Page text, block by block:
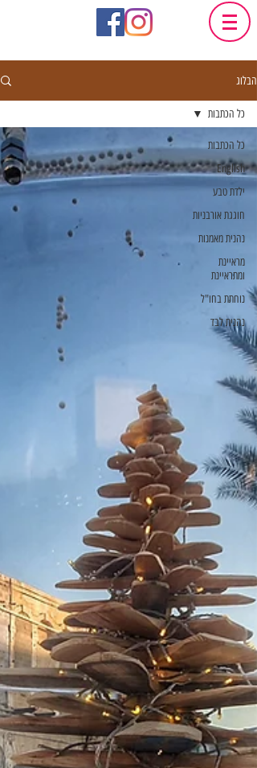
הבלוג
כל הכתבות
English
ילדת טבע
חוגגת אורבניות
נהנית מאמנות
מראיינת
ומתראיינת
נוחתת בחו"ל
נהנית לבד
כל הכתבות